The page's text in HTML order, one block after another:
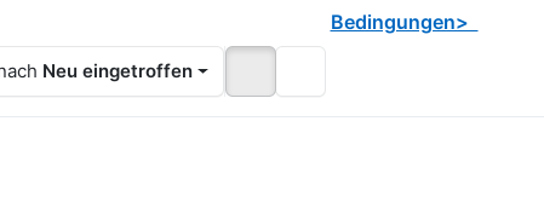
Bedingungen>
Neu eingetroffen